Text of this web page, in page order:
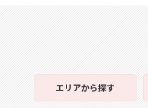
エリアから探す